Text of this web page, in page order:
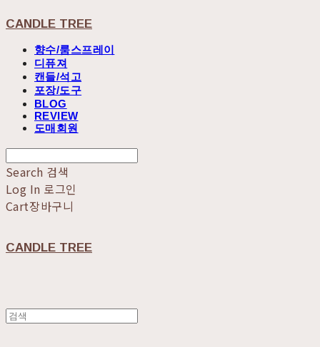
CANDLE TREE
향수/룸스프레이
디퓨져
캔들/석고
포장/도구
BLOG
REVIEW
도매회원
Search 검색
Log In 로그인
Cart장바구니
CANDLE TREE